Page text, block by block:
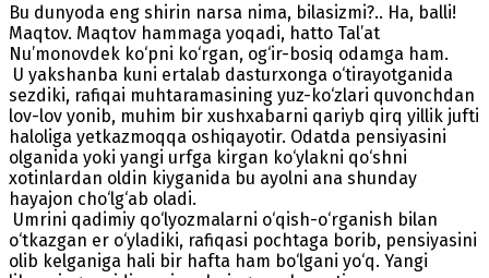
Bu dunyoda eng shirin narsa nima, bilasizmi?.. Ha, balli!
Maqtov. Maqtov hammaga yoqadi, hatto Tal’at
Nu’monovdek ko‘pni ko‘rgan, og‘ir-bosiq odamga ham.
U yakshanba kuni ertalab dasturxonga o‘tirayotganida
sezdiki, rafiqai muhtaramasining yuz-ko‘zlari quvonchdan
lov-lov yonib, muhim bir xushxabarni qariyb qirq yillik jufti
haloliga yetkazmoqqa oshiqayotir. Odatda pensiyasini
olganida yoki yangi urfga kirgan ko‘ylakni qo‘shni
xotinlardan oldin kiyganida bu ayolni ana shunday
hayajon cho‘lg‘ab oladi.
Umrini qadimiy qo‘lyozmalarni o‘qish-o‘rganish bilan
o‘tkazgan er o‘yladiki, rafiqasi pochtaga borib, pensiyasini
olib kelganiga hali bir hafta ham bo‘lgani yo‘q. Yangi